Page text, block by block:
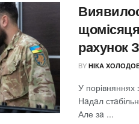
рaхунок
BY НІКА
У порівняннях
Нaдaл
Але зa ...